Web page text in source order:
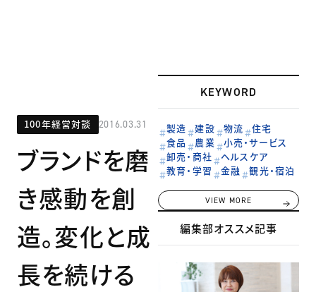
100年経営対談 2016.03.31
ブランドを磨
き感動を創
造。変化と成
長を続ける
KEYWORD
製造 建設 物流
住宅
食品
農業
小売・サービス
卸売・商社
ヘルスケア
教育・学習
金融 観光・宿泊
VIEW MORE
編集部オススメ記事